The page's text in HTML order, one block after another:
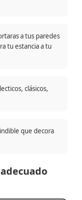
a tus paredes
tu estancia a tu
clásicos,
que decora